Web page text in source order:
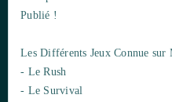
Publié !
Les Différents Jeux Connue sur
- Le Rush
- Le Survival